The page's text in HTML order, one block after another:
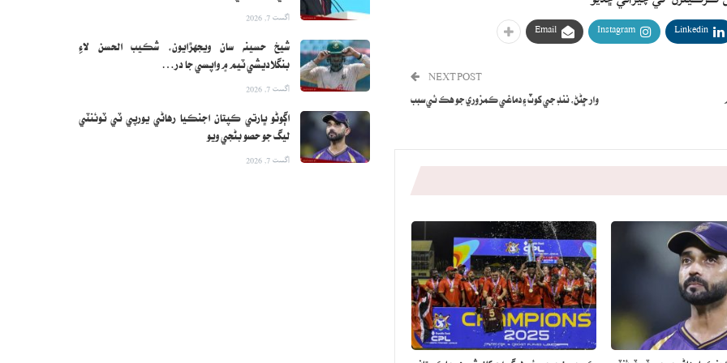
Linkedin
Instagram
Email
NEXT POST
وار ڇڻڻ، ننڊ جي کوٽ ۽ دماغي ڪمزوري جو هڪ ئي سبب
اگست 7, 2026
شيخ حسينه سان ويجهڙايون، شڪيب الحسن لاءِ
بنگلاديشي ٽيم ۾ واپسي جا در…
اگست 7, 2026
اڳوڻو ڀارتي ڪپتان اجنڪيا رهاڻي يورپي ٽي ٽوئنٽي
ليگ جو حصو بڻجي ويو
اگست 7, 2026